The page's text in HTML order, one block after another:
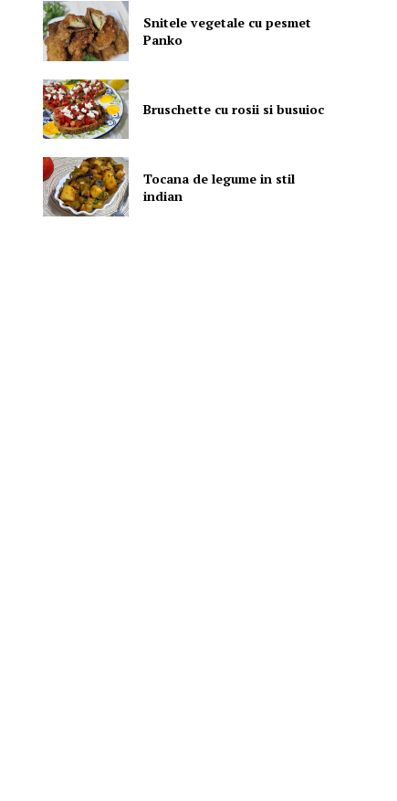
Snitele vegetale cu pesmet
Panko
Bruschette cu rosii si busuioc
Tocana de legume in stil
indian